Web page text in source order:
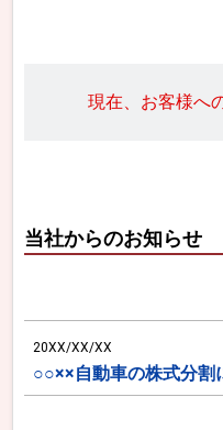
現在、お客様へ
当社からのお知らせ
20XX/XX/XX
○○××自動車の株式分割